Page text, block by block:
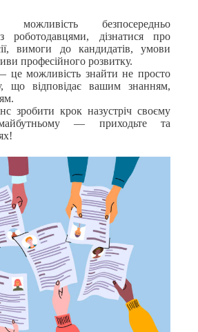
безпосередньо
роботодавцями, дізнатися про
вимоги до кандидатів, умови
професійного розвитку.
можливість знайти не просто
що відповідає вашим знанням,
зробити крок назустріч своєму
— приходьте та